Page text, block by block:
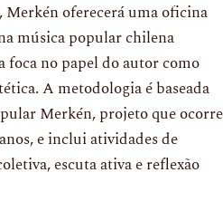
Merkén oferecerá uma oficina
música popular chilena
foca no papel do autor como
A metodologia é baseada
Merkén, projeto que ocorre
e inclui atividades de
escuta ativa e reflexão